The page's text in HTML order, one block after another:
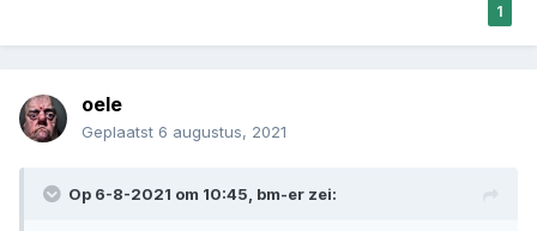
1
oele
Geplaatst 6 augustus, 2021
Op 6-8-2021 om 10:45, bm-er zei: